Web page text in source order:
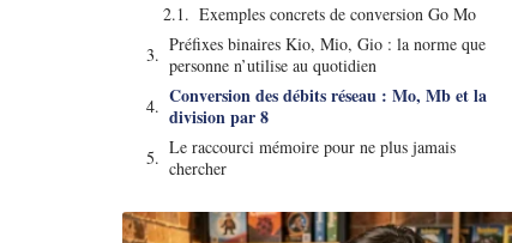
Exemples concrets de conversion Go Mo
Préfixes binaires Kio, Mio, Gio : la norme que
personne n’utilise au quotidien
Conversion des débits réseau : Mo, Mb et la
division par 8
Le raccourci mémoire pour ne plus jamais
chercher